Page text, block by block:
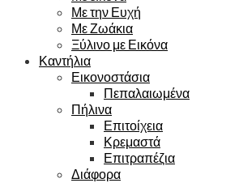
Με την Ευχή
Με Ζωάκια
Ξύλινο με Εικόνα
Καντήλια
Εικονοστάσια
Πεπαλαιωμένα
Πήλινα
Επιτοίχεια
Κρεμαστά
Επιτραπέζια
Διάφορα